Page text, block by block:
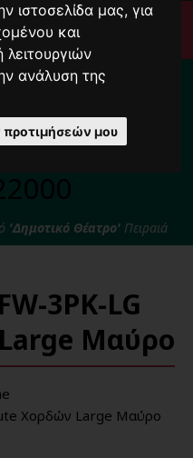
ιστοσελίδα μας, για
και
ανάλυση της
μου
10/8 ως 24/8 οι
να
!
μας στο:
'Δημοτικό Θέατρο'Πειραιά
3PK-LG
Μαύρο
Χορδών Large Μαύρο